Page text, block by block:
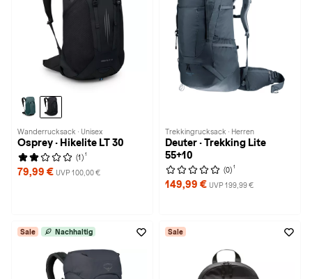
Wanderrucksack · Unisex
Osprey · Hikelite LT 30
(1) 1
79,99 € UVP 100,00 €
Trekkingrucksack · Herren
Deuter · Trekking Lite
55+10
(0) 1
149,99 € UVP 199,99 €
Sale Nachhaltig Sale